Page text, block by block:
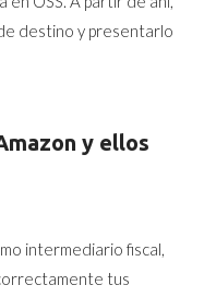
destino y presentarlo
y ellos
intermediario fiscal,
tus